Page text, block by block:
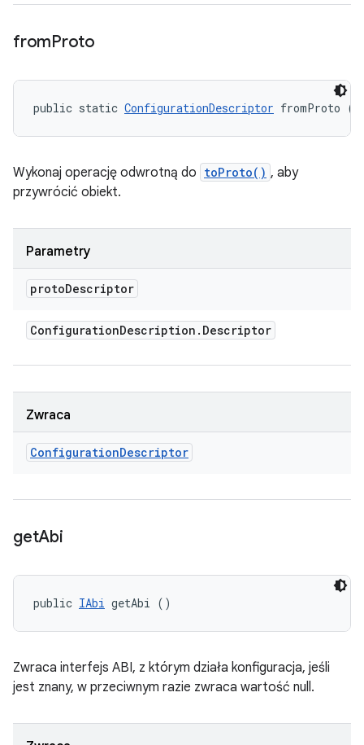
fromProto
public static ConfigurationDescriptor fromProto
Wykonaj operację odwrotną do toProto() , aby
przywrócić obiekt.
Parametry
protoDescriptor
ConfigurationDescription . Descriptor
Zwraca
ConfigurationDescriptor
getAbi
public IAbi getAbi ()
Zwraca interfejs ABI, z którym działa konfiguracja, jeśli
jest znany, w przeciwnym razie zwraca wartość null.